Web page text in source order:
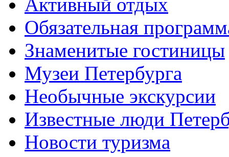
Обязательная
Знаменитые гостиницы
Музеи Петербурга
Необычные экскурсии
Известные люди
Новости туризма